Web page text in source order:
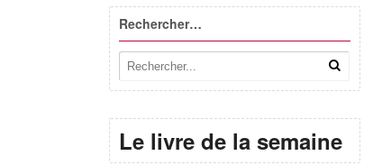
Rechercher…
Le livre de la semaine